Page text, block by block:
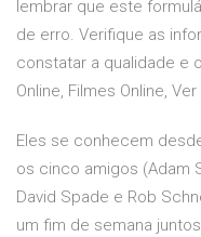
lembrar que este
de erro. Verifique as
constatar a qualidade e
Online, Filmes Online,
Eles se conhecem
os cinco amigos (Adam
David Spade e Rob
um fim de semana